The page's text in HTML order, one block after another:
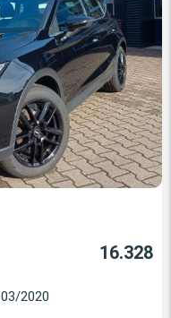
16.328
03/2020